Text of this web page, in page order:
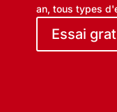
an, tous types
Essai